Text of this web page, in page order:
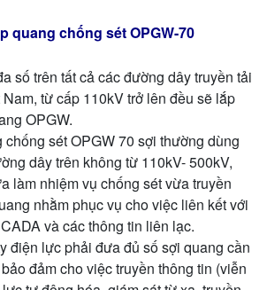
quang chống sét OPGW-70
số trên tất cả các đường dây truyền tải
từ cấp 110kV trở lên đều sẽ lắp
OPGW.
chống sét OPGW 70 sợi thường dùng
dây trên không từ 110kV- 500kV,
làm nhiệm vụ chống sét vừa truyền
nhằm phục vụ cho việc liên kết với
và các thông tin liên lạc.
điện lực phải đưa đủ số sợi quang cần
đảm cho việc truyền thông tin (viễn